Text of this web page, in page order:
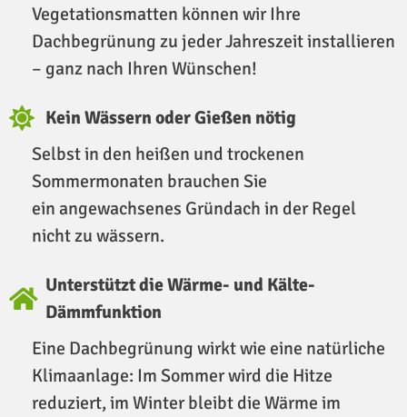
Vegetationsmatten können wir Ihre
Dachbegrünung zu jeder Jahreszeit installieren
– ganz nach Ihren Wünschen!
Kein Wässern oder Gießen nötig
Selbst in den heißen und trockenen
Sommermonaten brauchen Sie
ein angewachsenes Gründach in der Regel
nicht zu wässern.
Unterstützt die Wärme- und Kälte-
Dämmfunktion
Eine Dachbegrünung wirkt wie eine natürliche
Klimaanlage: Im Sommer wird die Hitze
reduziert, im Winter bleibt die Wärme im